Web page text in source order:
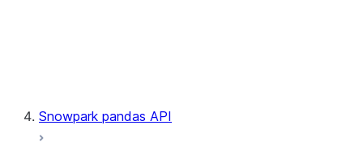
Snowpark pandas API